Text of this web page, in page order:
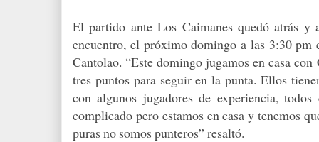
El partido ante Los Caimanes quedó atrás y
encuentro, el próximo domingo a las 3:30 pm
Cantolao. “Este domingo jugamos en casa
tres puntos para seguir en la punta. Ellos
con algunos jugadores de experiencia,
complicado pero estamos en casa y tenemos
puras no somos punteros” resaltó.